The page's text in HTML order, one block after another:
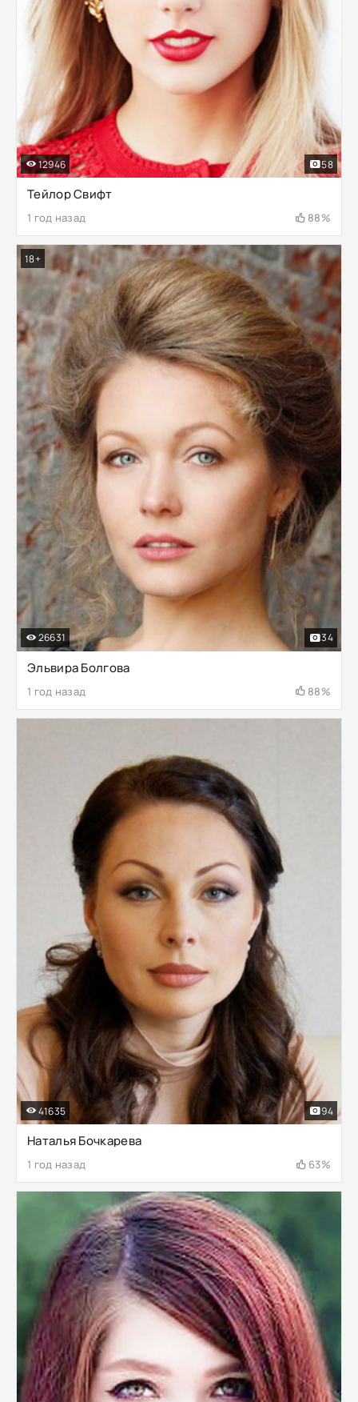
Тейлор Свифт
1 год назад 88%
12946 58
Эльвира Болгова
1 год назад 88%
26631 34
18+
Наталья Бочкарева
1 год назад 63%
41635 94